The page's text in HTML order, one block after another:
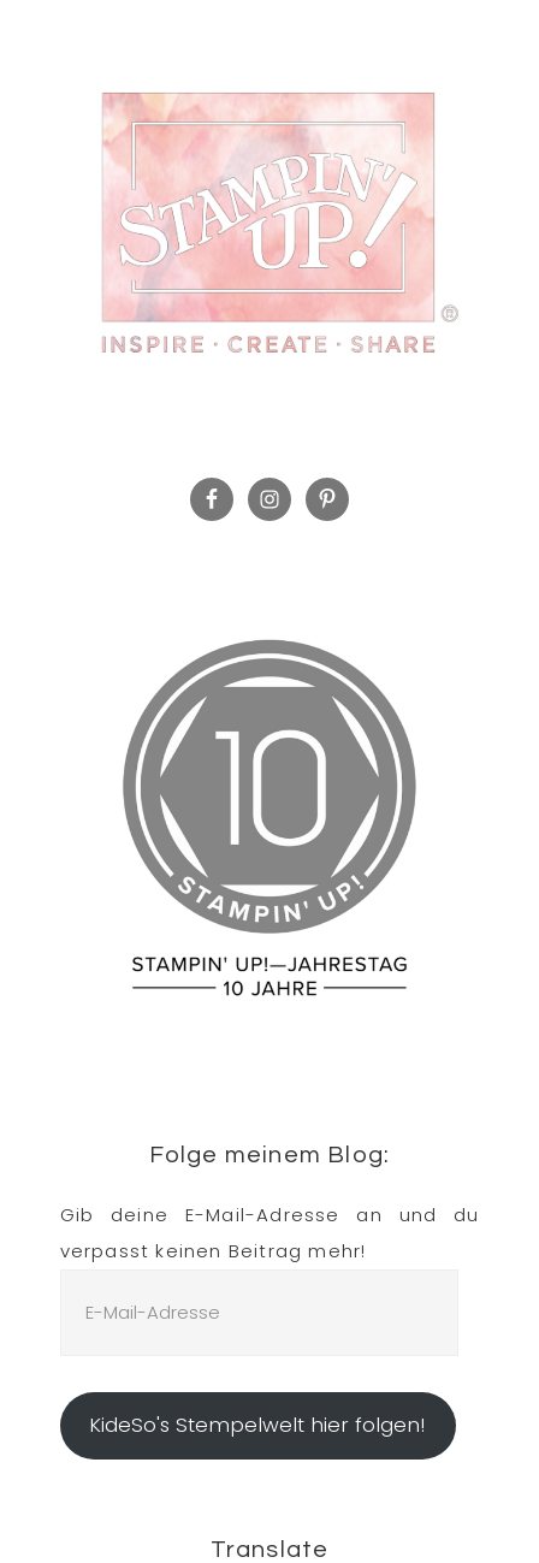
Folge meinem Blog:
Gib deine E-Mail-Adresse an und du
verpasst keinen Beitrag mehr!
Mail-
KideSo's Stempelwelt hier folgen!
Translate